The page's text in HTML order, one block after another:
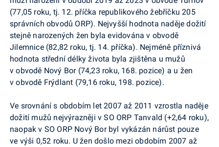
(77,05 roku, tj. 12. příčka republikového žebříčku 205
správních obvodů ORP). Nejvyšší hodnota naděje dožití
stejně narozených žen byla evidována v obvodě
Jilemnice (82,82 roku, tj. 14. příčka). Nejméně příznivá
hodnota střední délky života byla zjištěna u mužů
v obvodě Nový Bor (74,23 roku, 168. pozice) a u žen
v obvodě Frýdlant (79,16 roku, 198. pozice).
Ve srovnání s obdobím let 2007 až 2011 vzrostla naděje
dožití mužů nejvýrazněji v SO ORP Tanvald (+2,64 roku),
naopak v SO ORP Nový Bor byl vykázán nárůst pouze
ve výši 0,52 roku. U žen došlo mezi obdobím 2007 až